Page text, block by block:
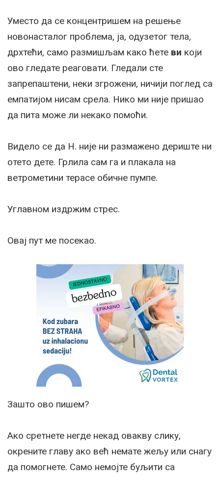
Уместо да се концентришем на решење
новонасталог проблема, ја, одузетог тела,
дрхтећи, само размишљам како ћете ви који
ово гледате реаговати. Гледали сте
запрепаштени, неки згрожени, ничији поглед са
емпатијом нисам срела. Нико ми није пришао
да пита може ли некако помоћи.
Видело се да Н. није ни размажено дериште ни
отето дете. Грлила сам га и плакала на
ветрометини терасе обичне пумпе.
Углавном издржим стрес.
Овај пут ме посекао.
Зашто ово пишем?
Ако сретнете негде некад овакву слику,
окрените главу ако већ немате жељу или снагу
да помогнете. Само немојте буљити са